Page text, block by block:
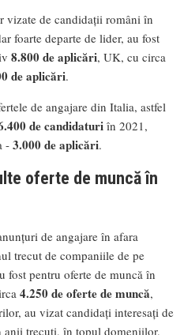
de candidații români în
foarte departe de lider, au fost
8.800 de aplicări, UK, cu circa
de aplicări.
de angajare din Italia, astfel
de candidaturi în 2021,
- 3.000 de aplicări.
oferte de muncă în
de angajare în afara
trecut de companiile de pe
fost pentru oferte de muncă în
4.250 de oferte de muncă,
au vizat candidați interesați de
anii trecuți, în topul domeniilor,